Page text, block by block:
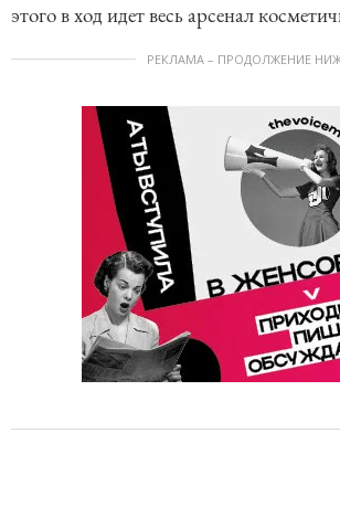
этого в ход идет весь арсенал
РЕКЛАМА – ПРОДОЛЖЕНИЕ